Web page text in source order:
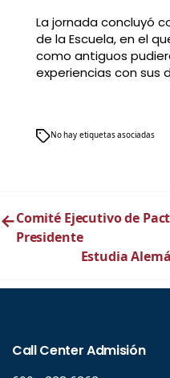
La jornada concluyó
de la Escuela, en el
como antiguos
experiencias con sus
No hay etiquetas asociadas
←Comité Ejecutivo de
Presidente
Estudia